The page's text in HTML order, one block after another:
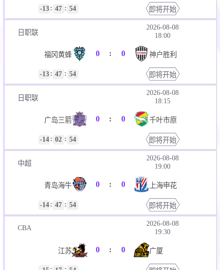
-13 : 47 : 53 即将开始
日职联
2026-08-08
18:00
福冈黄蜂 0 : 0 神户胜利
-13 : 47 : 53 即将开始
日职联
2026-08-08
18:15
广岛三箭 0 : 0 千叶市原
-14 : 02 : 53 即将开始
中超
2026-08-08
19:00
青岛海牛 0 : 0 上海申花
-14 : 47 : 53 即将开始
CBA
2026-08-08
19:30
江苏 0 : 0 广厦